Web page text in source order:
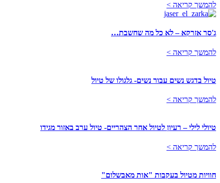
להמשך קריאה >
ג'סר אזרקא – לא כל מה שחשבת…
להמשך קריאה >
טיול בדגש נשים עבור נשים- גלגולו של טיול
להמשך קריאה >
טיולי לילי – רעיון לטיול אחר הצהריים- טיול ערב באזור מגידו
להמשך קריאה >
חוויות מטיול בעקבות "אות מאבשלום"